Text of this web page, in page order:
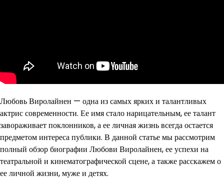
Любовь Виролайнен — одна из самых ярких и талантливых
актрис современности. Ее имя стало нарицательным, ее талант
завораживает поклонников, а ее личная жизнь всегда остается
предметом интереса публики. В данной статье мы рассмотрим
полный обзор биографии Любови Виролайнен, ее успехи на
театральной и кинематографической сцене, а также расскажем о
ее личной жизни, муже и детях.